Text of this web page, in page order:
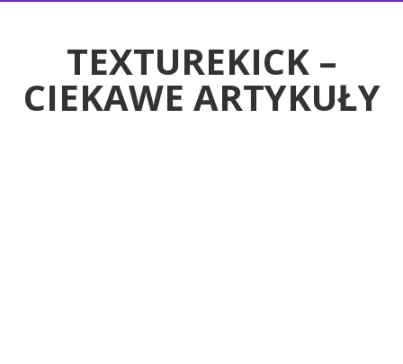
TEXTUREKICK –
CIEKAWE ARTYKUŁY